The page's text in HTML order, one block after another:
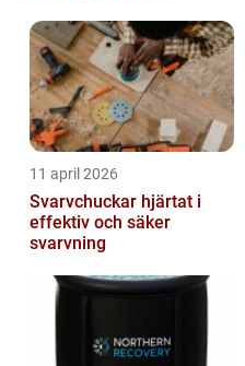
11 april 2026
Svarvchuckar hjärtat i
effektiv och säker
svarvning